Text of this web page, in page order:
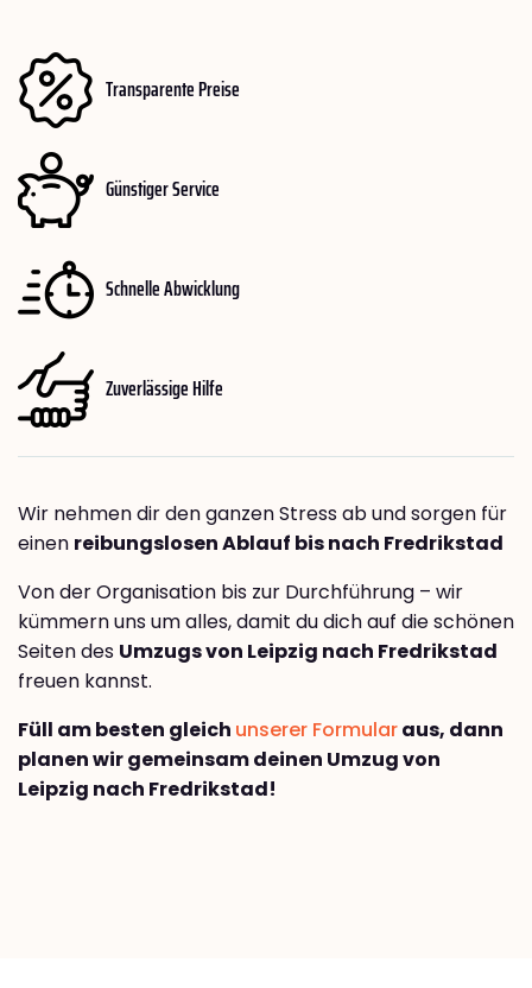
Transparente Preise
Günstiger Service
Schnelle Abwicklung
Zuverlässige Hilfe
Wir nehmen dir den ganzen Stress ab und sorgen für
einen reibungslosen Ablauf bis nach Fredrikstad
Von der Organisation bis zur Durchführung – wir
kümmern uns um alles, damit du dich auf die schönen
Seiten des Umzugs von Leipzig nach Fredrikstad
freuen kannst.
Füll am besten gleich unserer Formularaus, dann
planen wir gemeinsam deinen Umzug von
Leipzig nach Fredrikstad!